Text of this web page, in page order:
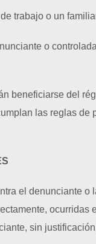
trabajo o un
o
beneficiarse del
las reglas
el denunciante
sin